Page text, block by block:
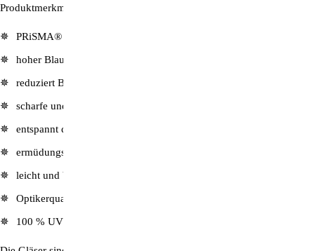
Produktmerkmale
PRiSMA® Filtertechnologie
hoher Blaulichtschutz – ca. 85 % (380-500 nm)
reduziert Blendung
scharfe und kontrastreiche Sicht
entspannt die Augen
ermüdungsfreies Sehen
leicht und bequem
Optikerqualität
100 % UV400 Schutz